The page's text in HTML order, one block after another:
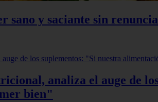
sano y saciante sin
analiza el auge de
bien"